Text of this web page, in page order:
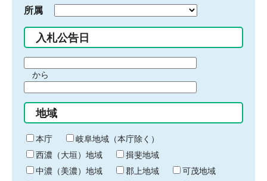
所属
入札公告日
間
始
り
から
間
終
わ
り
地域
本庁
岐阜地域（本庁除く）
西濃（大垣）地域
揖斐地域
中濃（美濃）地域
郡上地域
可茂地域